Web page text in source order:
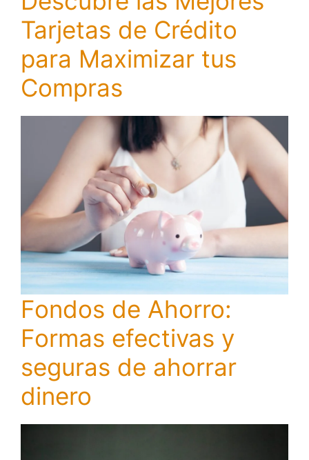
Tarjetas de Crédito
para Maximizar tus
Compras
Fondos de Ahorro:
Formas efectivas y
seguras de ahorrar
dinero